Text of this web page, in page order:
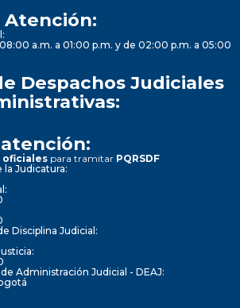
Atención:
a.m. a 01:00 p.m. y de 02:00 p.m. a 05:00
Despachos Judiciales
oficiales para tramitar PQRSDF
la Judicatura:
Disciplina Judicial:
Administración Judicial - DEAJ: